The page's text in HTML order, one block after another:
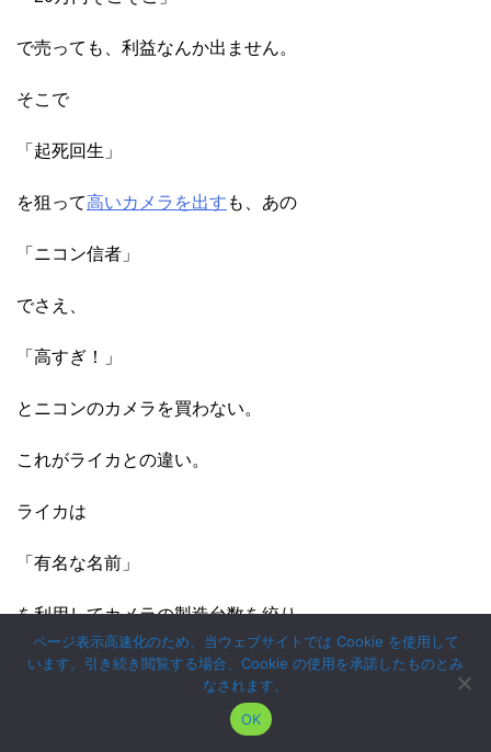
で売っても、利益なんか出ません。
そこで
「起死回生」
を狙って高いカメラを出す も、あの
「ニコン信者」
でさえ、
「高すぎ！」
とニコンのカメラを買わない。
これがライカとの違い。
ライカは
「有名な名前」
を利用してカメラの製造台数を絞り、
「高級路線」
ページ表示高速化のため、当ウェブサイトでは Cookie を使用して
います。引き続き閲覧する場合、Cookie の使用を承諾したものとみ
なされます。
OK